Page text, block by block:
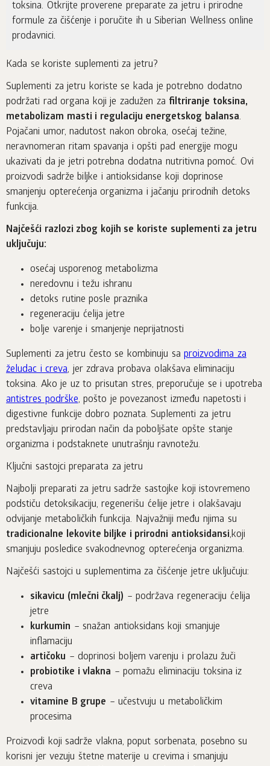
toksina. Otkrijte proverene preparate za jetru i prirodne
formule za čišćenje i poručite ih u Siberian Wellness online
prodavnici.
Kada se koriste suplementi za jetru?
Suplementi za jetru koriste se kada je potrebno dodatno
podržati rad organa koji je zadužen za filtriranje toksina,
metabolizam masti i regulaciju energetskog balansa.
Pojačani umor, nadutost nakon obroka, osećaj težine,
neravnomeran ritam spavanja i opšti pad energije mogu
ukazivati da je jetri potrebna dodatna nutritivna pomoć. Ovi
proizvodi sadrže biljke i antioksidanse koji doprinose
smanjenju opterećenja organizma i jačanju prirodnih detoks
funkcija.
Najčešći razlozi zbog kojih se koriste suplementi za jetru
uključuju:
osećaj usporenog metabolizma
neredovnu i težu ishranu
detoks rutine posle praznika
regeneraciju ćelija jetre
bolje varenje i smanjenje neprijatnosti
Suplementi za jetru često se kombinuju saproizvodima za
želudac i creva, jer zdrava probava olakšava eliminaciju
toksina. Ako je uz to prisutan stres, preporučuje se i upotreba
antistres podrške, pošto je povezanost između napetosti i
digestivne funkcije dobro poznata. Suplementi za jetru
predstavljaju prirodan način da poboljšate opšte stanje
organizma i podstaknete unutrašnju ravnotežu.
Ključni sastojci preparata za jetru
Najbolji preparati za jetru sadrže sastojke koji istovremeno
podstiču detoksikaciju, regenerišu ćelije jetre i olakšavaju
odvijanje metaboličkih funkcija. Najvažniji među njima su
tradicionalne lekovite biljke i prirodni antioksidansi,koji
smanjuju posledice svakodnevnog opterećenja organizma.
Najčešći sastojci u suplementima za čišćenje jetre uključuju:
sikavicu (mlečni čkalj) – podržava regeneraciju ćelija
jetre
kurkumin – snažan antioksidans koji smanjuje
inflamaciju
artičoku – doprinosi boljem varenju i prolazu žuči
probiotike i vlakna – pomažu eliminaciju toksina iz
creva
vitamine B grupe – učestvuju u metaboličkim
procesima
Proizvodi koji sadrže vlakna, poput sorbenata, posebno su
korisni jer vezuju štetne materije u crevima i smanjuju